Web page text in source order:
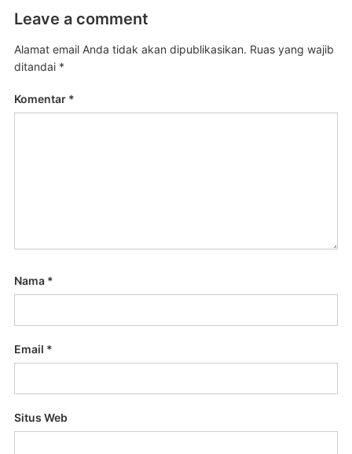
Leave a comment
Alamat email Anda tidak akan dipublikasikan. Ruas yang wajib
ditandai *
Komentar *
Nama *
Email *
Situs Web